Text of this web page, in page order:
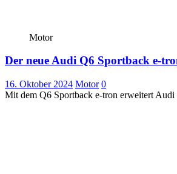
Motor
Der neue Audi Q6 Sportback e-
16. Oktober 2024 Motor 0
Mit dem Q6 Sportback e-tron erweitert